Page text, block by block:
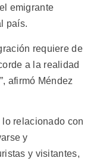
emigrante
país.
requiere de
a la realidad
afirmó Méndez
relacionado con
y
y visitantes,